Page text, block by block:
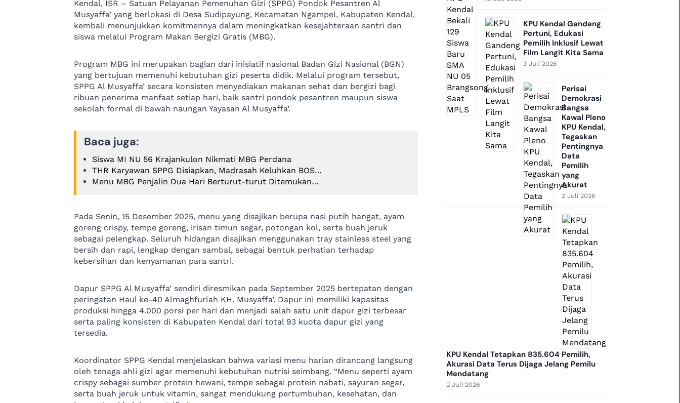
Kendal, ISR – Satuan Pelayanan Pemenuhan Gizi (SPPG) Pondok Pesantren Al
Musyaffa’ yang berlokasi di Desa Sudipayung, Kecamatan Ngampel, Kabupaten Kendal,
kembali menunjukkan komitmennya dalam meningkatkan kesejahteraan santri dan
siswa melalui Program Makan Bergizi Gratis (MBG).
Program MBG ini merupakan bagian dari inisiatif nasional Badan Gizi Nasional (BGN)
yang bertujuan memenuhi kebutuhan gizi peserta didik. Melalui program tersebut,
SPPG Al Musyaffa’ secara konsisten menyediakan makanan sehat dan bergizi bagi
ribuan penerima manfaat setiap hari, baik santri pondok pesantren maupun siswa
sekolah formal di bawah naungan Yayasan Al Musyaffa’.
Baca juga:
Siswa MI NU 56 Krajankulon Nikmati MBG Perdana
THR Karyawan SPPG Disiapkan, Madrasah Keluhkan BOS…
Menu MBG Penjalin Dua Hari Berturut-turut Ditemukan…
Pada Senin, 15 Desember 2025, menu yang disajikan berupa nasi putih hangat, ayam
goreng crispy, tempe goreng, irisan timun segar, potongan kol, serta buah jeruk
sebagai pelengkap. Seluruh hidangan disajikan menggunakan tray stainless steel yang
bersih dan rapi, lengkap dengan sambal, sebagai bentuk perhatian terhadap
kebersihan dan kenyamanan para santri.
Dapur SPPG Al Musyaffa’ sendiri diresmikan pada September 2025 bertepatan dengan
peringatan Haul ke-40 Almaghfurlah KH. Musyaffa’. Dapur ini memiliki kapasitas
produksi hingga 4.000 porsi per hari dan menjadi salah satu unit dapur gizi terbesar
serta paling konsisten di Kabupaten Kendal dari total 93 kuota dapur gizi yang
tersedia.
Koordinator SPPG Kendal menjelaskan bahwa variasi menu harian dirancang langsung
oleh tenaga ahli gizi agar memenuhi kebutuhan nutrisi seimbang. “Menu seperti ayam
crispy sebagai sumber protein hewani, tempe sebagai protein nabati, sayuran segar,
serta buah jeruk untuk vitamin, sangat mendukung pertumbuhan, kesehatan, dan
KPU Kendal Gandeng
Pertuni, Edukasi
Pemilih Inklusif Lewat
Film Langit Kita Sama
3 Juli 2026
Perisai
Demokrasi
Bangsa
Kawal Pleno
KPU Kendal,
Tegaskan
Pentingnya
Data
Pemilih
yang
Akurat
2 Juli 2026
KPU Kendal Tetapkan 835.604 Pemilih,
Akurasi Data Terus Dijaga Jelang Pemilu
Mendatang
2 Juli 2026